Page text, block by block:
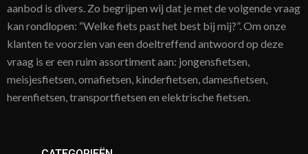
aanbod is divers. Zo begrijpen wij dat je met de volgende vraag
kan rondlopen: “Welke fiets past het best bij mij?”. Om onze
klanten te voorzien van een doeltreffend antwoord op deze
vraag is er een ruim assortiment aan: jongensfietsen,
meisjesfietsen, omafietsen, kinderfietsen, damesfietsen,
herenfietsen, transportfietsen en elektrische fietsen.